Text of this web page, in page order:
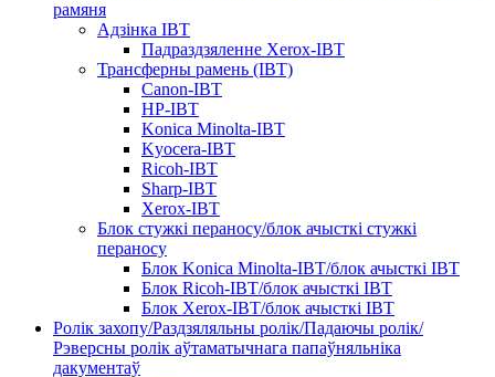
рамяня
Адзінка IBT
Падраздзяленне Xerox-IBT
Трансферны рамень (IBT)
Canon-IBT
HP-IBT
Konica Minolta-IBT
Kyocera-IBT
Ricoh-IBT
Sharp-IBT
Xerox-IBT
Блок стужкі пераносу/блок ачысткі стужкі
пераносу
Блок Konica Minolta-IBT/блок ачысткі IBT
Блок Ricoh-IBT/блок ачысткі IBT
Блок Xerox-IBT/блок ачысткі IBT
Ролік захопу/Раздзяляльны ролік/Падаючы ролік/
Рэверсны ролік аўтаматычнага папаўняльніка
дакументаў